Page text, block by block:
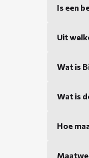
Is een
Uit
Wat is
Wat is
Hoe